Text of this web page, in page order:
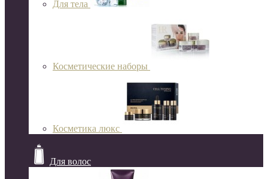
Для тела
Косметические наборы
Косметика люкс
Для волос